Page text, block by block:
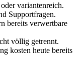
variantenreich.
Supportfragen.
bereits verwertbare
völlig getrennt.
kosten heute bereits